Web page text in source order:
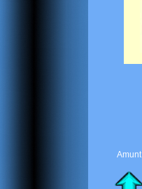
Amunt